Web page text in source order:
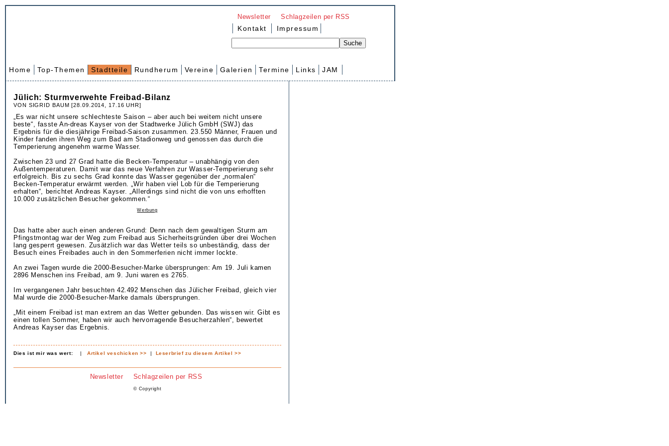
Newsletter Schlagzeilen per RSS
Kontakt Impressum
Home Top-Themen Stadtteile Rundherum Vereine Galerien Termine Links JAM
Jülich: Sturmverwehte Freibad-Bilanz
VON SIGRID BAUM [28.09.2014, 17.16 UHR]
„Es war nicht unsere schlechteste Saison – aber auch bei weitem nicht unsere
beste“, fasste An-dreas Kayser von der Stadtwerke Jülich GmbH (SWJ) das
Ergebnis für die diesjährige Freibad-Saison zusammen. 23.550 Männer, Frauen und
Kinder fanden ihren Weg zum Bad am Stadionweg und genossen das durch die
Temperierung angenehm warme Wasser.
Zwischen 23 und 27 Grad hatte die Becken-Temperatur – unabhängig von den
Außentemperaturen. Damit war das neue Verfahren zur Wasser-Temperierung sehr
erfolgreich. Bis zu sechs Grad konnte das Wasser gegenüber der „normalen“
Becken-Temperatur erwärmt werden. „Wir haben viel Lob für die Temperierung
erhalten“, berichtet Andreas Kayser. „Allerdings sind nicht die von uns erhofften
10.000 zusätzlichen Besucher gekommen.“
Werbung
Das hatte aber auch einen anderen Grund: Denn nach dem gewaltigen Sturm am
Pfingstmontag war der Weg zum Freibad aus Sicherheitsgründen über drei Wochen
lang gesperrt gewesen. Zusätzlich war das Wetter teils so unbeständig, dass der
Besuch eines Freibades auch in den Sommerferien nicht immer lockte.
An zwei Tagen wurde die 2000-Besucher-Marke übersprungen: Am 19. Juli kamen
2896 Menschen ins Freibad, am 9. Juni waren es 2765.
Im vergangenen Jahr besuchten 42.492 Menschen das Jülicher Freibad, gleich vier
Mal wurde die 2000-Besucher-Marke damals übersprungen.
„Mit einem Freibad ist man extrem an das Wetter gebunden. Das wissen wir. Gibt es
einen tollen Sommer, haben wir auch hervorragende Besucherzahlen“, bewertet
Andreas Kayser das Ergebnis.
Dies ist mir was wert: |Artikel veschicken >> | Leserbrief zu diesem Artikel >>
Newsletter Schlagzeilen per RSS
© Copyright